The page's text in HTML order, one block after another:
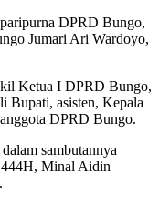
DPRD Bungo,
Jumari Ari Wardoyo,
Ketua I DPRD Bungo,
Bupati, asisten, Kepala
DPRD Bungo.
sambutannya
Minal Aidin